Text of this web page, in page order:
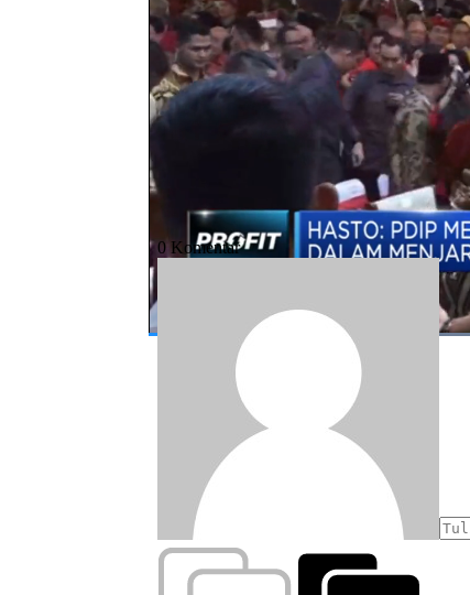
Simak informasi selengkapnya dalam
Bagikan:
#gibran cawalkot solo #gibran